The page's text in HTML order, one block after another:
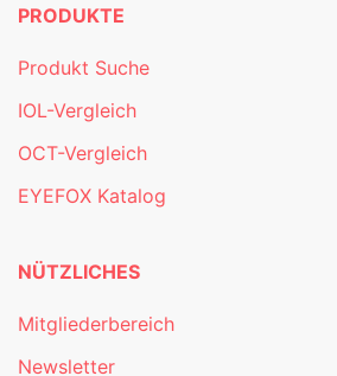
PRODUKTE
Produkt Suche
IOL-Vergleich
OCT-Vergleich
EYEFOX Katalog
NÜTZLICHES
Mitgliederbereich
Newsletter